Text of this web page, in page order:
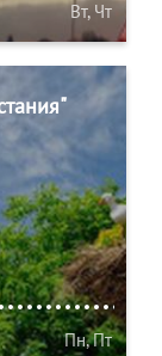
Вт, Чт
Пн, Пт